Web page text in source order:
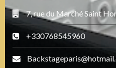
7, rue du Marché Saint
+330768545960